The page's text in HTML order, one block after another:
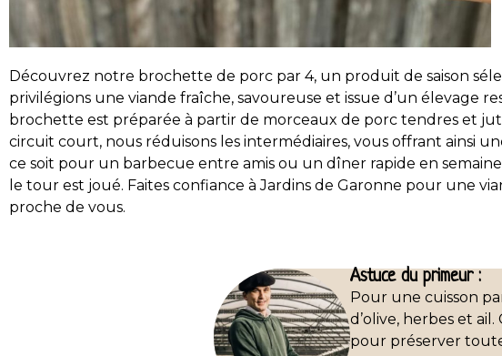
Découvrez notre brochette de porc par 4, un produit de saison
privilégions une viande fraîche, savoureuse et issue d’un
brochette est préparée à partir de morceaux de porc tendres et
circuit court, nous réduisons les intermédiaires, vous offrant ainsi
ce soit pour un barbecue entre amis ou un dîner rapide en
le tour est joué. Faites confiance à Jardins de Garonne pour une
proche de vous.
Astuce du primeur :
Pour une cuisson
d’olive, herbes et
pour préserver